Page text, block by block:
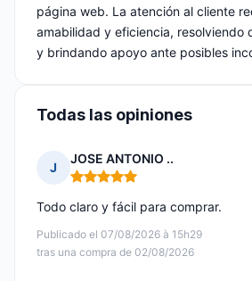
página web. La atención al cliente
amabilidad y eficiencia, resolviendo
y brindando apoyo ante posibles
Todas las opiniones
J
JOSE ANTONIO ..
Nota: 5 de 5
Publicado el 07/08/2026 à 15h29
tras una compra de 02/08/2026
Todo claro y fácil para comprar.